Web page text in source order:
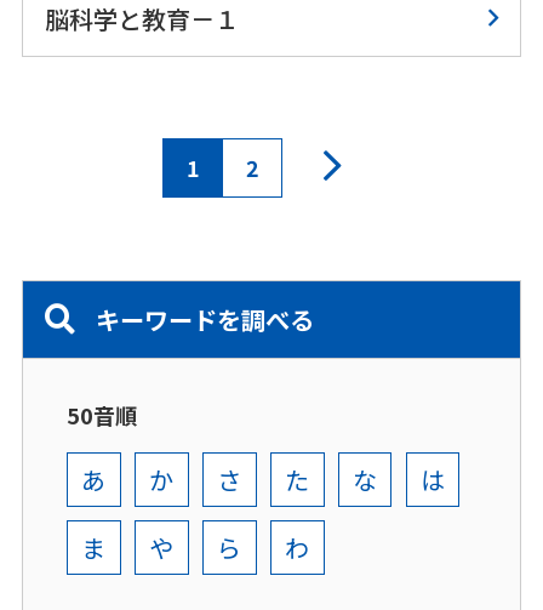
脳科学と教育－１
1 2
キーワードを調べる
50音順
あ か さ た な
は
ま
や ら わ